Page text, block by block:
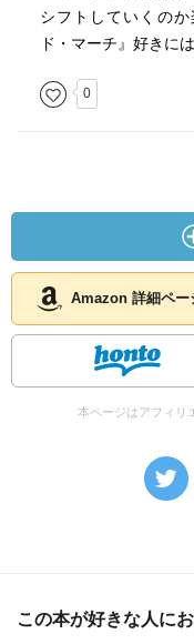
シフトしていくの
ド・マーチ』好きに
0
Amazon 詳細ペー
本ページはアフィリ
この本が好きな人に